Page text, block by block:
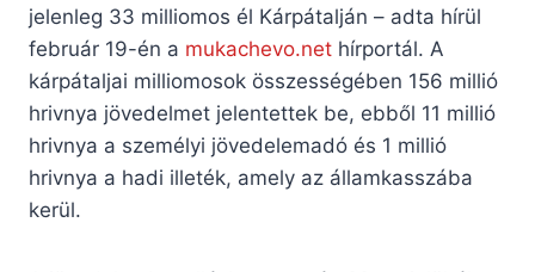
jelenleg 33 milliomos él Kárpátalján – adta hírül
február 19-én a mukachevo.net hírportál. A
kárpátaljai milliomosok összességében 156 millió
hrivnya jövedelmet jelentettek be, ebből 11 millió
hrivnya a személyi jövedelemadó és 1 millió
hrivnya a hadi illeték, amely az államkasszába
kerül.